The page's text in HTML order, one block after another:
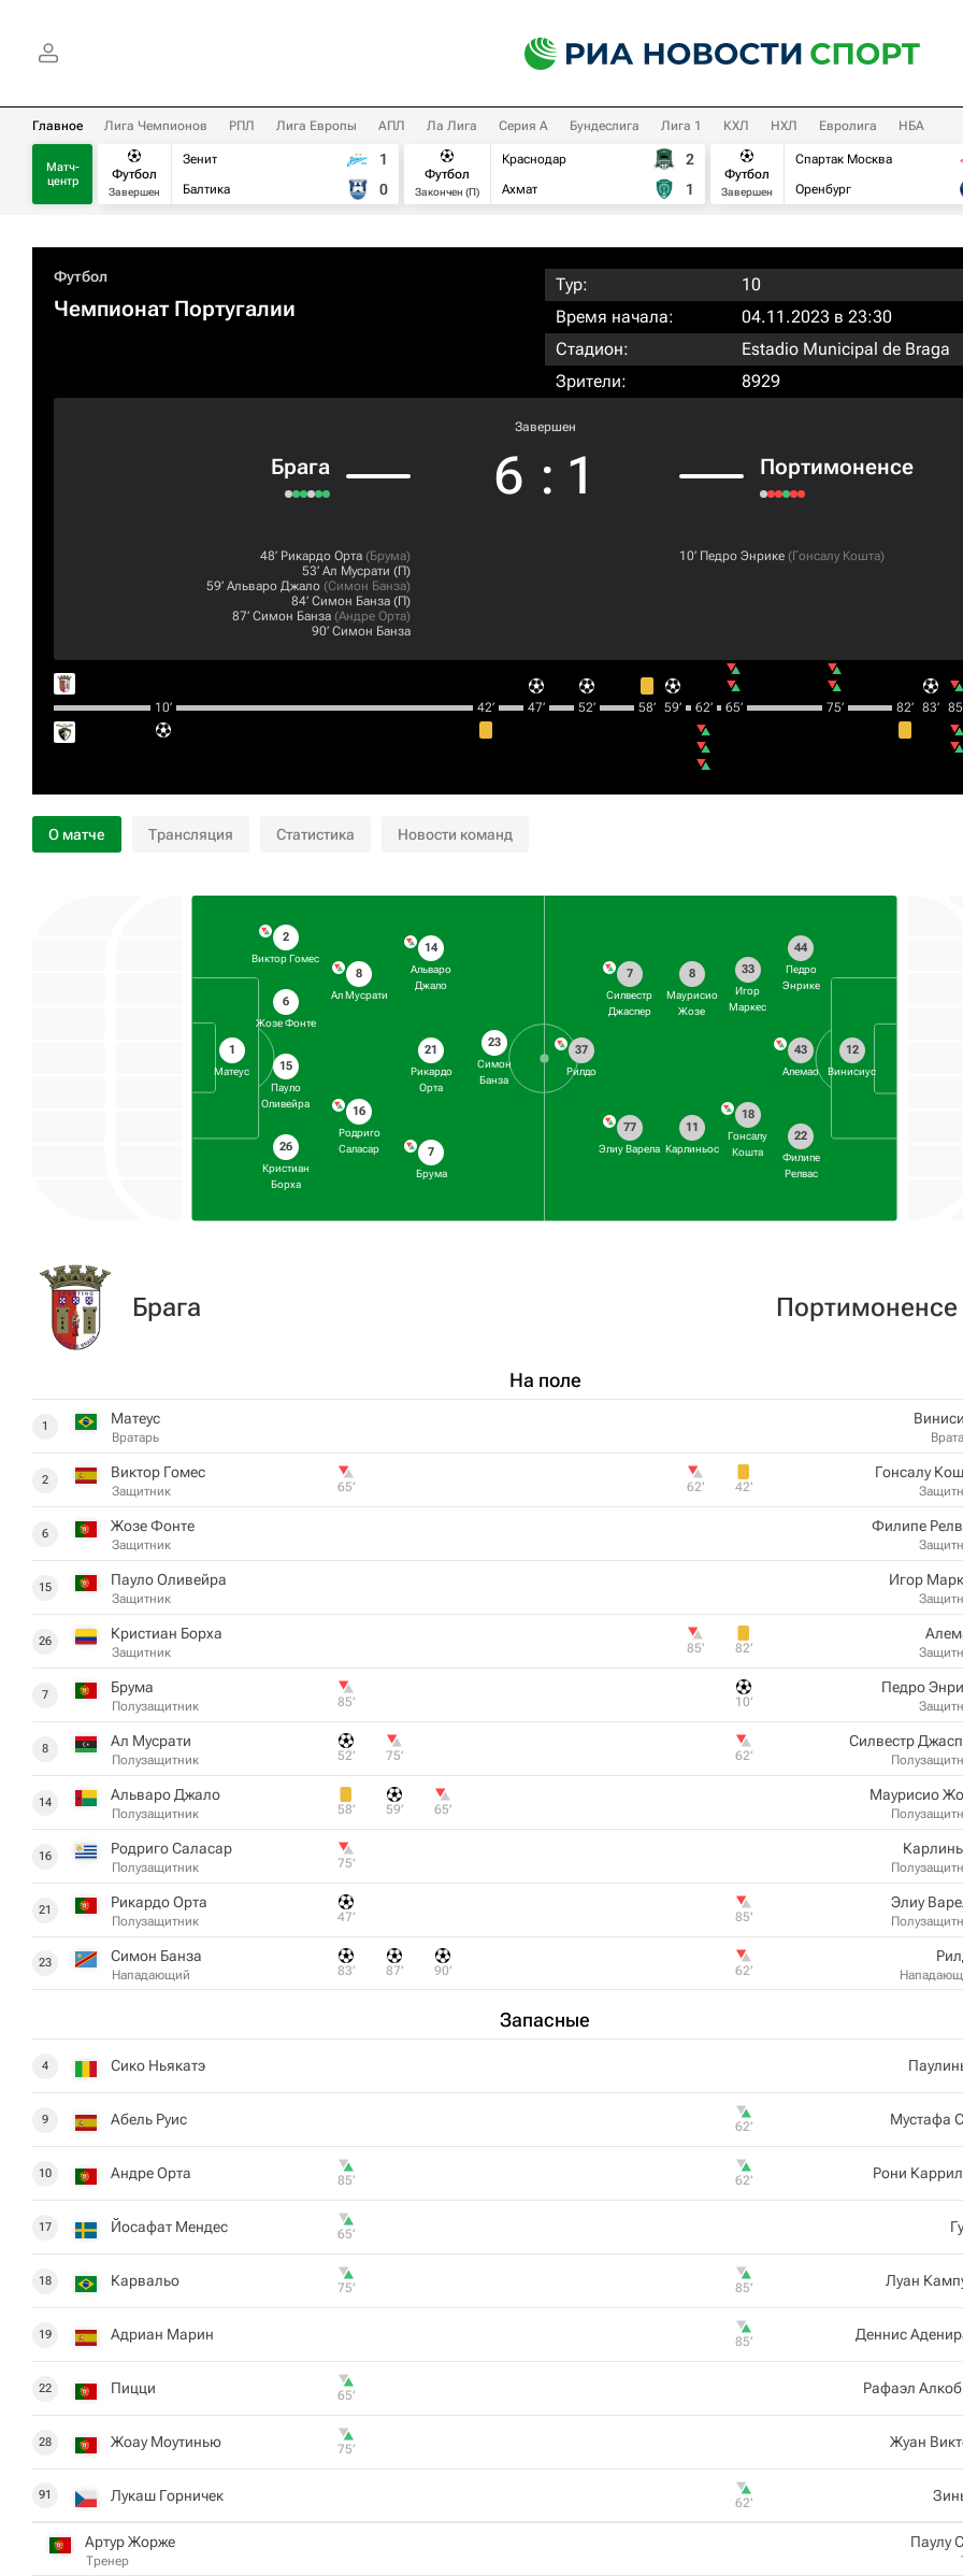
Главное Лига Чемпионов РПЛ Лига Европы АПЛ Ла Лига Серия А Бундеслига Лига 1 КХЛ НХЛ Евролига НБА
Матч-
центр
Футбол
Завершен
Зенит
Балтика
1
0
Футбол
Закончен (П)
Краснодар
Ахмат
2
1
Футбол
Завершен
Спартак Москва
Оренбург
Футбол
Чемпионат Португалии
Тур:
10
Время начала:
04.11.2023 в 23:30
Стадион:
Estadio Municipal de Braga
Зрители:
8929
Брага
Завершен
6 : 1 Портимоненсе
48‎’‎ Рикардо Орта (Брума)
53‎’‎ Ал Мусрати (П)
59‎’‎ Альваро Джало (Симон Банза)
84‎’‎ Симон Банза (П)
87‎’‎ Симон Банза (Андре Орта)
90‎’‎ Симон Банза
10‎’‎ Педро Энрике (Гонсалу Кошта)
10‎’‎ 42‎’‎ 47‎’‎ 52‎’‎ 58‎’‎ 59‎’‎ 62‎’‎ 65‎’‎ 75‎’‎ 82‎’‎ 83‎’‎
О матче Трансляция Статистика Новости команд
1
Матеус
2
Виктор Гомес
6
Жозе Фонте
15
Пауло
Оливейра
26
Кристиан
Борха
8
Ал Мусрати
16
Родриго
Саласар
14
Альваро
Джало
21
Рикардо
Орта
7
Брума
23
Симон
Банза
12
Винисиус
44
Педро
Энрике
43
Алемао
22
Филипе
Релвас
33
Игор
Маркес
18
Гонсалу
Кошта
8
Маурисио
Жозе
11
Карлиньос
7
Силвестр
Джаспер
77
Элиу Варела
37
Рилдо
Брага
На поле
1 Матеус
Вратарь
2 Виктор Гомес
Защитник 65‎’‎
6 Жозе Фонте
Защитник
15 Пауло Оливейра
Защитник
26 Кристиан Борха
Защитник
7 Брума
Полузащитник 85‎’‎
8 Ал Мусрати
Полузащитник 52‎’‎ 75‎’‎
14 Альваро Джало
Полузащитник 58‎’‎ 59‎’‎ 65‎’‎
16 Родриго Саласар
Полузащитник 75‎’‎
21 Рикардо Орта
Полузащитник 47‎’‎
23 Симон Банза
Нападающий 83‎’‎ 87‎’‎ 90‎’‎
Запасные
4 Сико Ньякатэ
9 Абель Руис
10 Андре Орта 85‎’‎
17 Йосафат Мендес 65‎’‎
18 Карвальо 75‎’‎
19 Адриан Марин
22 Пицци 65‎’‎
28 Жоау Моутинью 75‎’‎
91 Лукаш Горничек
Артур Жорже
Тренер
Портимоненсе
Гонсалу
42‎’‎
62‎’‎
Филипе
Игор
82‎’‎
85‎’‎
Педро
10‎’‎
Силвестр
62‎’‎
Маурисио
Элиу
85‎’‎
62‎’‎
Мустафа
62‎’‎
Рони
62‎’‎
Луан
85‎’‎
Деннис
85‎’‎
Рафаэл
Жуан
62‎’‎
Паулу